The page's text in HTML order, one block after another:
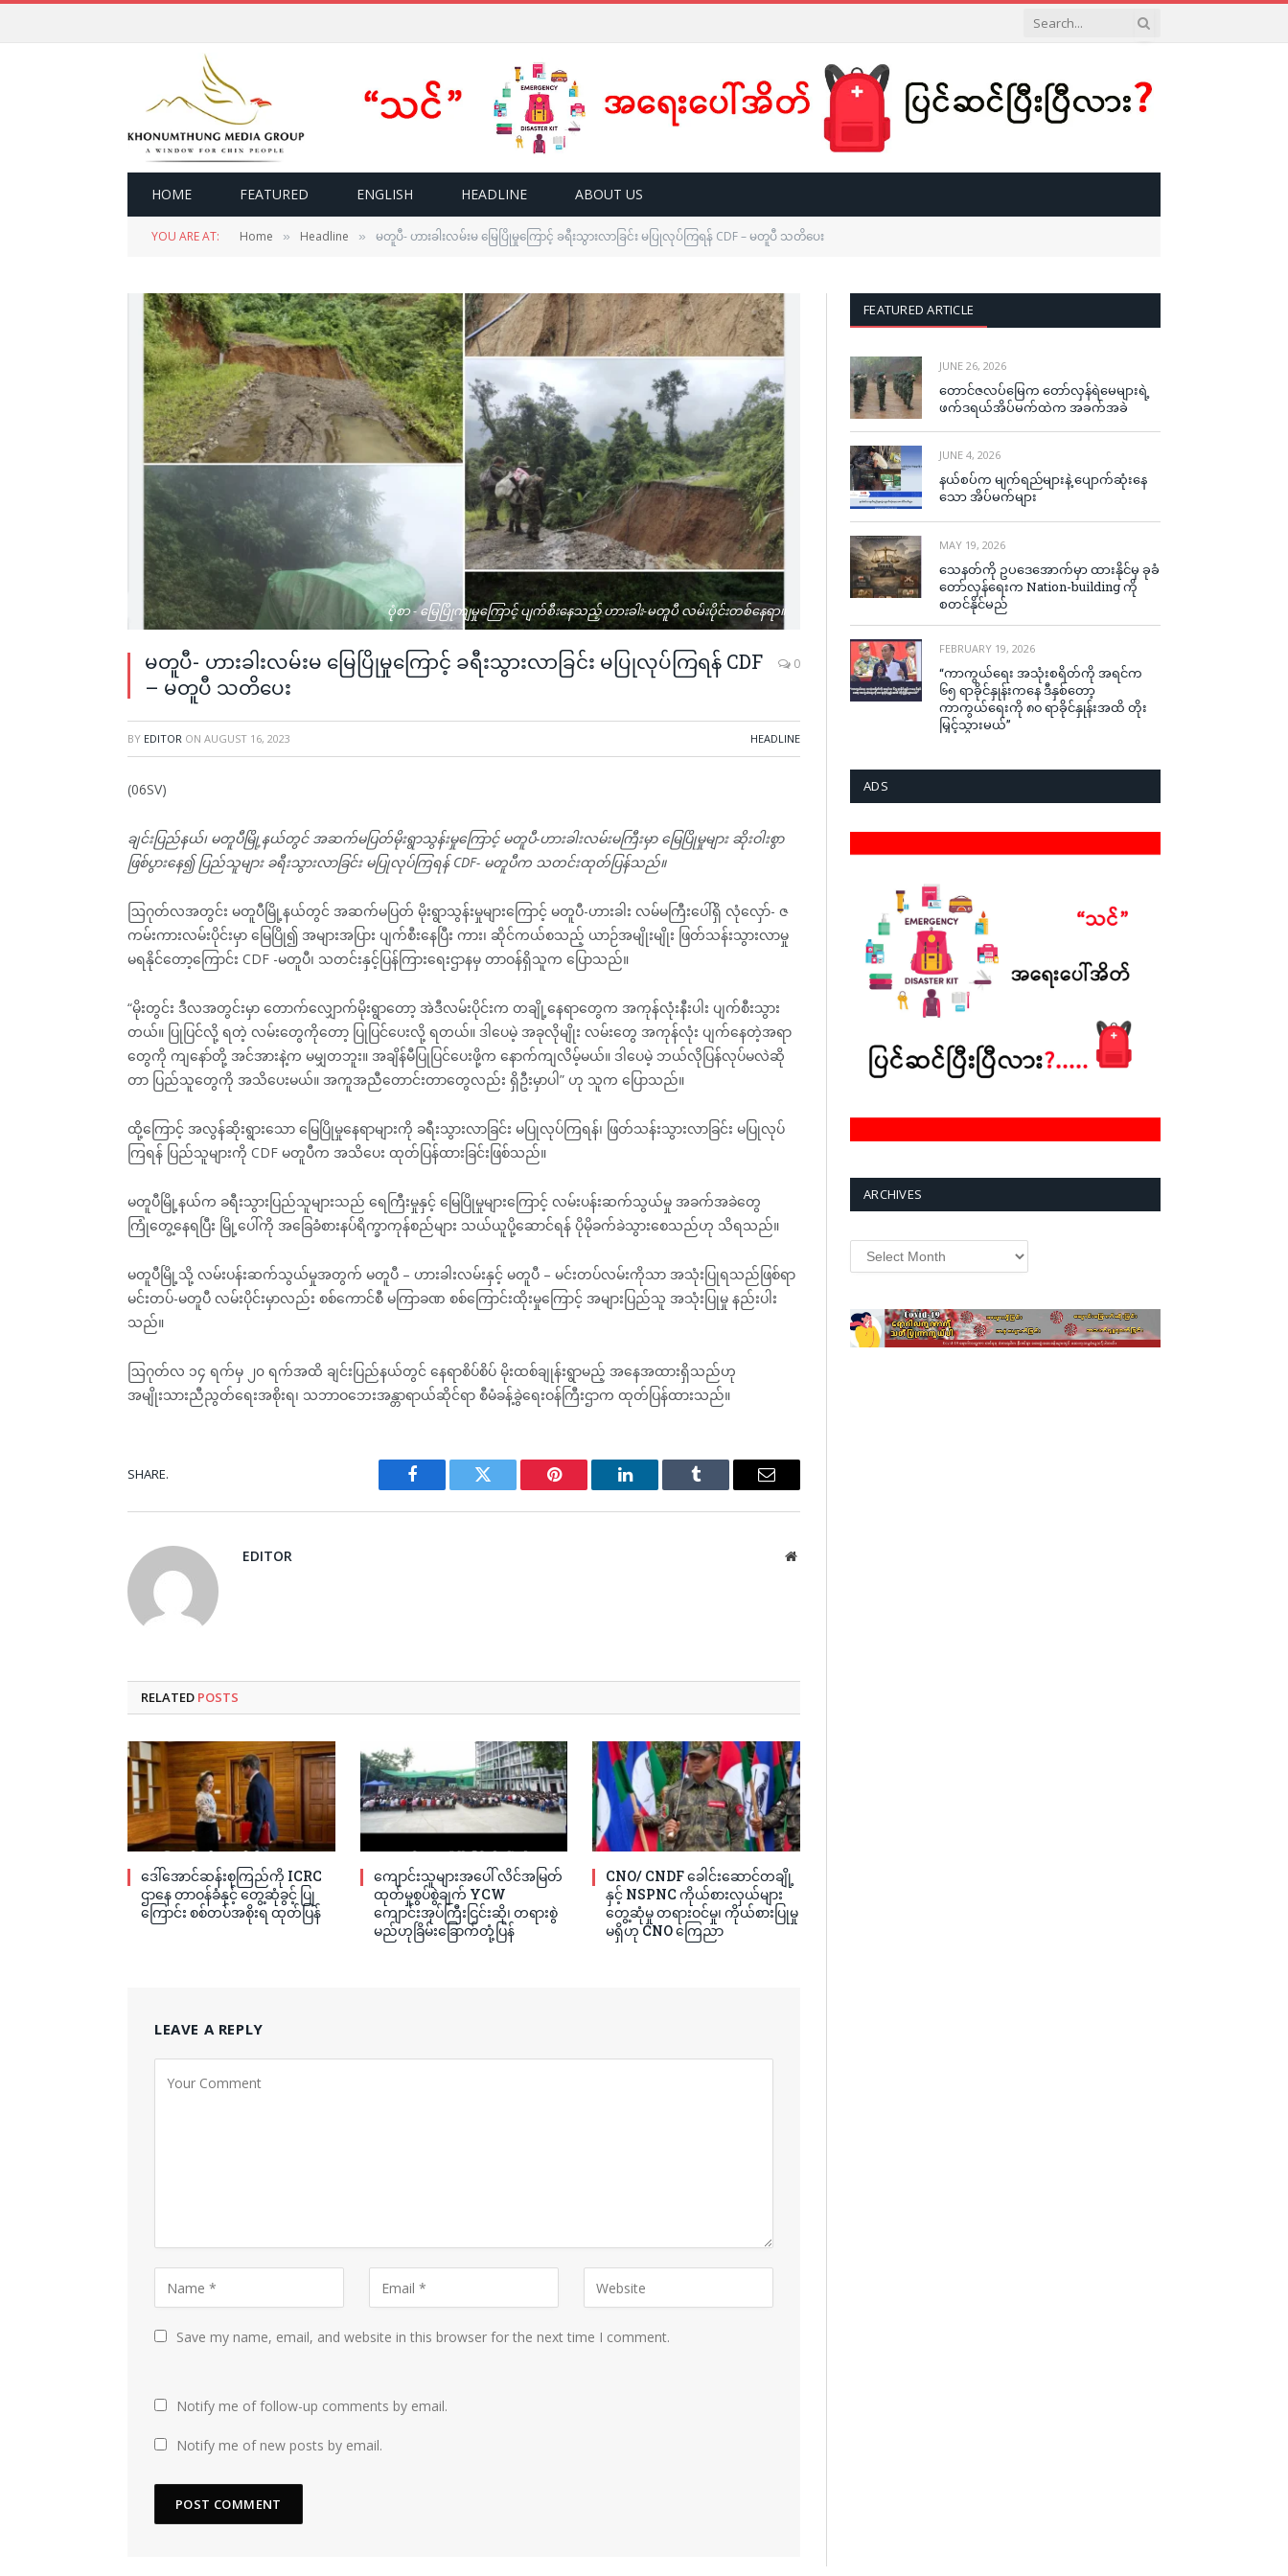
HOME FEATURED ENGLISH HEADLINE ABOUT US
YOU ARE AT: Home » Headline » မတူပီ- ဟားခါးလမ်းမ မြေပြိုမှုကြောင့် ခရီးသွားလာခြင်း မပြုလုပ်ကြရန် CDF – မတူပီ သတိပေး
ပုံစာ - မြေပြိုကျမှုကြောင့် ပျက်စီးနေသည့် ဟားခါး-မတူပီ လမ်းပိုင်းတစ်နေရာ။
မတူပီ- ဟားခါးလမ်းမ မြေပြိုမှုကြောင့် ခရီးသွားလာခြင်း မပြုလုပ်ကြရန် CDF
– မတူပီ သတိပေး
0
BY EDITOR ON AUGUST 16, 2023 HEADLINE
(06SV)
ချင်းပြည်နယ်၊ မတူပီမြို့နယ်တွင် အဆက်မပြတ်မိုးရွာသွန်းမှုကြောင့် မတူပီ-ဟားခါးလမ်းမကြီးမှာ မြေပြိုမှုများ ဆိုးဝါးစွာ
ဖြစ်ပွားနေ၍ ပြည်သူများ ခရီးသွားလာခြင်း မပြုလုပ်ကြရန် CDF- မတူပီက သတင်းထုတ်ပြန်သည်။
ဩဂုတ်လအတွင်း မတူပီမြို့နယ်တွင် အဆက်မပြတ် မိုးရွာသွန်းမှုများကြောင့် မတူပီ-ဟားခါး လမ်မကြီးပေါ်ရှိ လုံလှော်- ဇ
ကမ်းကားလမ်းပိုင်းမှာ မြေပြို၍ အများအပြား ပျက်စီးနေပြီး ကား၊ ဆိုင်ကယ်စသည့် ယာဉ်အမျိုးမျိုး ဖြတ်သန်းသွားလာမှု
မရနိုင်တော့ကြောင်း CDF -မတူပီ၊ သတင်းနှင့်ပြန်ကြားရေးဌာနမှ တာဝန်ရှိသူက ပြောသည်။
“မိုးတွင်း ဒီလအတွင်းမှာ တောက်လျှောက်မိုးရွာတော့ အဲဒီလမ်းပိုင်းက တချို့နေရာတွေက အကုန်လုံးနီးပါး ပျက်စီးသွား
တယ်။ ပြုပြင်လို့ ရတဲ့ လမ်းတွေကိုတော့ ပြုပြင်ပေးလို့ ရတယ်။ ဒါပေမဲ့ အခုလိုမျိုး လမ်းတွေ အကုန်လုံး ပျက်နေတဲ့အရာ
တွေကို ကျနော်တို့ အင်အားနဲ့က မမျှတဘူး။ အချိန်မီပြုပြင်ပေးဖို့က နောက်ကျလိမ့်မယ်။ ဒါပေမဲ့ ဘယ်လိုပြန်လုပ်မလဲဆို
တာ ပြည်သူတွေကို အသိပေးမယ်။ အကူအညီတောင်းတာတွေလည်း ရှိဦးမှာပါ” ဟု သူက ပြောသည်။
ထို့ကြောင့် အလွန်ဆိုးရွားသော မြေပြိုမှုနေရာများကို ခရီးသွားလာခြင်း မပြုလုပ်ကြရန်၊ ဖြတ်သန်းသွားလာခြင်း မပြုလုပ်
ကြရန် ပြည်သူများကို CDF မတူပီက အသိပေး ထုတ်ပြန်ထားခြင်းဖြစ်သည်။
မတူပီမြို့နယ်က ခရီးသွားပြည်သူများသည် ရေကြီးမှုနှင့် မြေပြိုမှုများကြောင့် လမ်းပန်းဆက်သွယ်မှု အခက်အခဲတွေ
ကြုံတွေ့နေရပြီး မြို့ပေါ်ကို အခြေခံစားနပ်ရိက္ခာကုန်စည်များ သယ်ယူပို့ဆောင်ရန် ပိုမိုခက်ခဲသွားစေသည်ဟု သိရသည်။
မတူပီမြို့သို့ လမ်းပန်းဆက်သွယ်မှုအတွက် မတူပီ – ဟားခါးလမ်းနှင့် မတူပီ – မင်းတပ်လမ်းကိုသာ အသုံးပြုရသည်ဖြစ်ရာ
မင်းတပ်-မတူပီ လမ်းပိုင်းမှာလည်း စစ်ကောင်စီ မကြာခဏ စစ်ကြောင်းထိုးမှုကြောင့် အများပြည်သူ အသုံးပြုမှု နည်းပါး
သည်။
ဩဂုတ်လ ၁၄ ရက်မှ ၂၀ ရက်အထိ ချင်းပြည်နယ်တွင် နေရာစိပ်စိပ် မိုးထစ်ချုန်းရွာမည့် အနေအထားရှိသည်ဟု
အမျိုးသားညီညွတ်ရေးအစိုးရ၊ သဘာဝဘေးအန္တာရာယ်ဆိုင်ရာ စီမံခန့်ခွဲရေးဝန်ကြီးဌာက ထုတ်ပြန်ထားသည်။
SHARE.
Facebook Twitter Pinterest LinkedIn Tumblr Email
EDITOR Website
RELATED POSTS
ဒေါ်အောင်ဆန်းစုကြည်ကို ICRC
ဌာနေ တာဝန်ခံနှင့် တွေ့ဆုံခွင့် ပြု
ကြောင်း စစ်တပ်အစိုးရ ထုတ်ပြန်
ကျောင်းသူများအပေါ် လိင်အမြတ်
ထုတ်မှုစွပ်စွဲချက် YCW
ကျောင်းအုပ်ကြီးငြင်းဆို၊ တရားစွဲ
မည်ဟုခြိမ်းခြောက်တုံ့ပြန်
CNO/ CNDF ခေါင်းဆောင်တချို့
နှင့် NSPNC ကိုယ်စားလှယ်များ
တွေ့ဆုံမှု တရားဝင်မှု၊ ကိုယ်စားပြုမှု
မရှိဟု CNO ကြေညာ
LEAVE A REPLY
Save my name, email, and website in this browser for the next time I comment.
Notify me of follow-up comments by email.
Notify me of new posts by email.
FEATURED ARTICLE
JUNE 26, 2026
တောင်ဇလပ်မြေက တော်လှန်ရဲမေများရဲ့
ဖက်ဒရယ်အိပ်မက်ထဲက အခက်အခဲ
JUNE 4, 2026
နယ်စပ်က မျက်ရည်များနဲ့ ပျောက်ဆုံးနေ
သော အိပ်မက်များ
MAY 19, 2026
သေနတ်ကို ဥပဒေအောက်မှာ ထားနိုင်မှ ခုခံ
တော်လှန်ရေးက Nation-building ကို
စတင်နိုင်မည်
FEBRUARY 19, 2026
“ကာကွယ်ရေး အသုံးစရိတ်ကို အရင်က
၆၅ ရာခိုင်နှုန်းကနေ ဒီနှစ်တော့
ကာကွယ်ရေးကို ၈၀ ရာခိုင်နှုန်းအထိ တိုး
မြှင့်သွားမယ်”
ADS
ARCHIVES
Archives